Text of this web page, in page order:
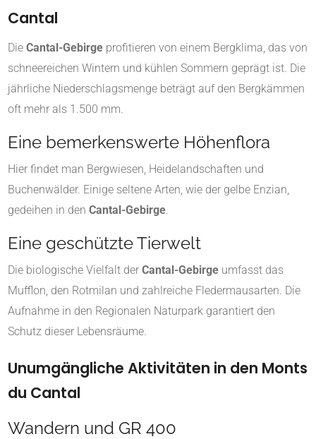
Cantal
Die Cantal-Gebirge profitieren von einem Bergklima, das von
schneereichen Wintern und kühlen Sommern geprägt ist. Die
jährliche Niederschlagsmenge beträgt auf den Bergkämmen
oft mehr als 1.500 mm.
Eine bemerkenswerte Höhenflora
Hier findet man Bergwiesen, Heidelandschaften und
Buchenwälder. Einige seltene Arten, wie der gelbe Enzian,
gedeihen in den Cantal-Gebirge.
Eine geschützte Tierwelt
Die biologische Vielfalt der Cantal-Gebirge umfasst das
Mufflon, den Rotmilan und zahlreiche Fledermausarten. Die
Aufnahme in den Regionalen Naturpark garantiert den
Schutz dieser Lebensräume.
Unumgängliche Aktivitäten in den Monts
du Cantal
Wandern und GR 400